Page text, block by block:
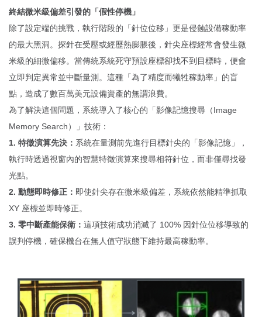
終結微米級偏差引發的「假性停機」
除了設定端的挑戰，執行階段的「針位位移」更是侵蝕設備稼動率
的最大黑洞。探針在受壓或經歷熱膨脹後，針尖座標經常會發生微
米級的細微偏移。當傳統系統死守預設座標卻找不到目標時，便會
立即判定異常並中斷量測。這種「為了精度而犧牲稼動率」的盲
點，造成了數百萬美元設備資產的無謂浪費。
為了解決這個問題，系統導入了核心的「影像記憶搜尋（Image
Memory Search）」技術：
1. 特徵演算先決： 系統在量測前先進行目標針尖的「影像記憶」，
執行時透過視窗內的智慧特徵演算來搜尋相符針位，而非僅尋找發
光點。
2. 動態即時修正： 即使針尖存在微米級偏差，系統依然能精準抓取
XY 座標並即時修正。
3. 零中斷產能保衛： 這項技術成功消滅了 100% 因針位位移導致的
誤判停機，確保機台在無人值守狀態下維持最高稼動率。